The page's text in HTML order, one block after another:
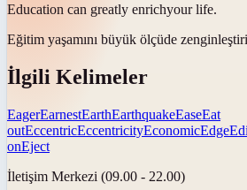
Education can greatly enrichyour life.
Eğitim yaşamını büyük ölçüde
İlgili Kelimeler
EagerEarnestEarthEarthquakeEaseEat
outEccentricEccentricityEconomicEdge
onEject
İletişim Merkezi (09.00 - 22.00)